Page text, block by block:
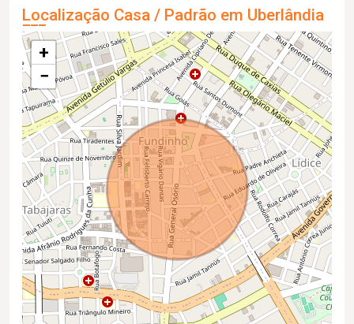
Localização Casa / Padrão em Uberlândia
+
−